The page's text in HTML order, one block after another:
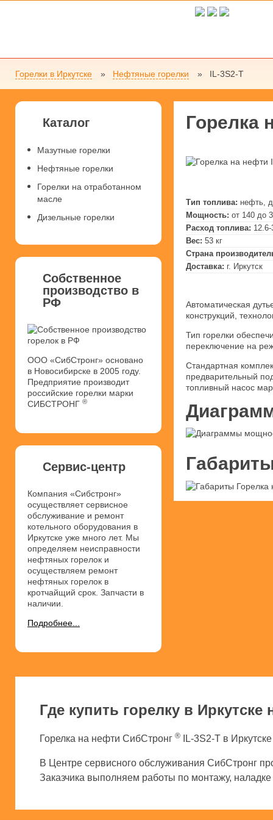
Горелки в Иркутске Нефтяные горелки IL-3S2-T
Горелка
Тип топлива: нефть,
Мощность: от 140 до
Расход топлива: 12.6-
Вес: 53 кг
Страна
Доставка: г. Иркутск
Автоматическая
конструкций,
Тип горелки
переключение на
Стандартная
предварительный
топливный насос
Каталог
Мазутные горелки
Нефтяные горелки
Горелки на отработанном
масле
Дизельные горелки
Собственное
производство в
РФ
ООО «СибСтронг» основано
в Новосибирске в 2005 году.
Предприятие производит
российские горелки марки
СИБСТРОНГ ®
Сервис-центр
Компания «Сибстронг»
осуществляет сервисное
обслуживание и ремонт
котельного оборудования в
Иркутске уже много лет. Мы
определяем неисправности
нефтяных горелок и
осуществляем ремонт
нефтяных горелок в
кротчайщий срок. Запчасти в
наличии.
Подробнее...
Где купить горелку в
Горелка на нефти СибСтронг ® IL-3S2-T в
В Центре сервисного обслуживания СибСтронг
Заказчика выполняем работы по монтажу, наладке